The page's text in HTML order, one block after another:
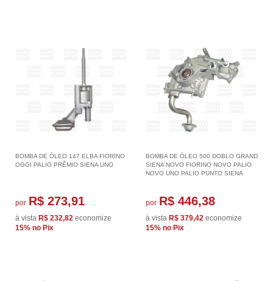
BOMBA DE ÓLEO 147 ELBA FIORINO
OGGI PALIO PRÊMIO SIENA UNO
por R$ 273,91
à vista R$ 232,82 economize
15% no Pix
BOMBA DE ÓLEO 500 DOBLO GRAND
SIENA NOVO FIORINO NOVO PALIO
NOVO UNO PALIO PUNTO SIENA
por R$ 446,38
à vista R$ 379,42 economize
15% no Pix